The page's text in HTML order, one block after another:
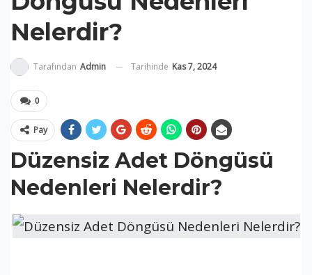
Nelerdir?
Tarafından Admin Tarihinde Kas 7, 2024
0
Pay
Düzensiz Adet Döngüsü
Nedenleri Nelerdir?